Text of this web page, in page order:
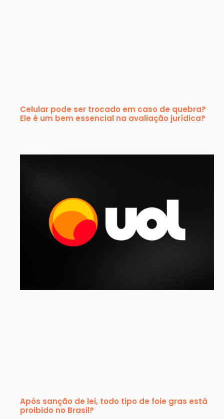
Celular pode ser trocado em caso de quebra?
Ele é um bem essencial na avaliação jurídica?
Após sanção de lei, todo tipo de foie gras está
proibido no Brasil?